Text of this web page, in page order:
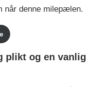
når denne milepælen.
plikt og en vanlig